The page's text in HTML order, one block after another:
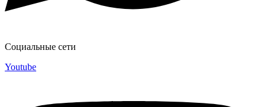
Социальные сети
Youtube